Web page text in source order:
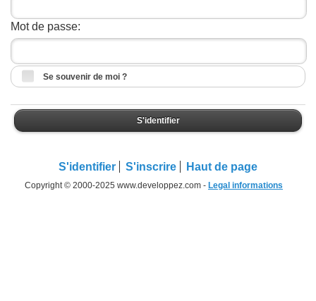
Mot de passe:
Se souvenir de moi ?
S'identifier
S'identifier S'inscrire Haut de page
Copyright © 2000-2025 www.developpez.com - Legal informations